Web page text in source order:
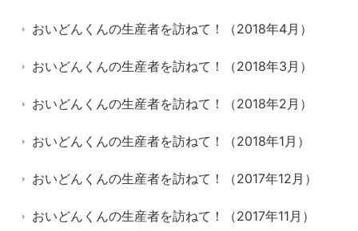
おいどんくんの生産者を訪ねて！（2018年4月）
おいどんくんの生産者を訪ねて！（2018年3月）
おいどんくんの生産者を訪ねて！（2018年2月）
おいどんくんの生産者を訪ねて！（2018年1月）
おいどんくんの生産者を訪ねて！（2017年12月）
おいどんくんの生産者を訪ねて！（2017年11月）